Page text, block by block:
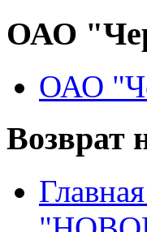
ОАО
ОАО
Возврат